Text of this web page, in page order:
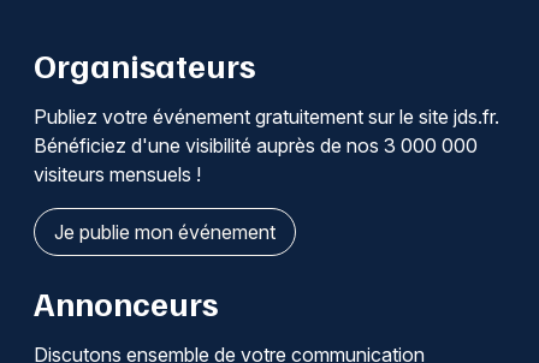
Organisateurs
Publiez votre événement gratuitement sur le site jds.fr.
Bénéficiez d'une visibilité auprès de nos 3 000 000
visiteurs mensuels !
Je publie mon événement
Annonceurs
Discutons ensemble de votre communication